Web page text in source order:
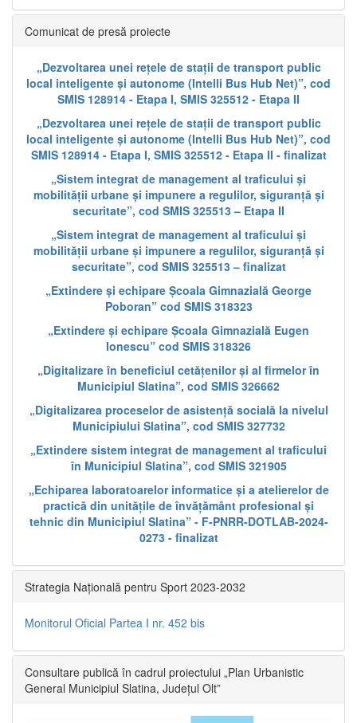
Comunicat de presă proiecte
„Dezvoltarea unei rețele de stații de transport public
local inteligente și autonome (Intelli Bus Hub Net)”, cod
SMIS 128914 - Etapa I, SMIS 325512 - Etapa II
„Dezvoltarea unei rețele de stații de transport public
local inteligente și autonome (Intelli Bus Hub Net)”, cod
SMIS 128914 - Etapa I, SMIS 325512 - Etapa II - finalizat
„Sistem integrat de management al traficului și
mobilității urbane și impunere a regulilor, siguranță și
securitate”, cod SMIS 325513 – Etapa II
„Sistem integrat de management al traficului și
mobilității urbane și impunere a regulilor, siguranță și
securitate”, cod SMIS 325513 – finalizat
„Extindere și echipare Școala Gimnazială George
Poboran” cod SMIS 318323
„Extindere și echipare Școala Gimnazială Eugen
Ionescu” cod SMIS 318326
„Digitalizare în beneficiul cetățenilor și al firmelor în
Municipiul Slatina”, cod SMIS 326662
„Digitalizarea proceselor de asistență socială la nivelul
Municipiului Slatina”, cod SMIS 327732
„Extindere sistem integrat de management al traficului
în Municipiul Slatina”, cod SMIS 321905
„Echiparea laboratoarelor informatice și a atelierelor de
practică din unitățile de învățământ profesional și
tehnic din Municipiul Slatina” - F-PNRR-DOTLAB-2024-
0273 - finalizat
Strategia Națională pentru Sport 2023-2032
Monitorul Oficial Partea I nr. 452 bis
Consultare publică în cadrul proiectului „Plan Urbanistic
General Municipiul Slatina, Județul Olt”